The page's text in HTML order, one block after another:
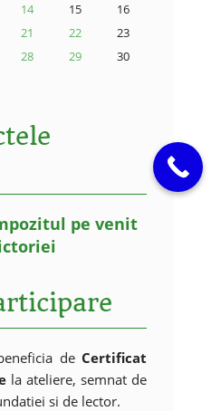
14 15
16
21 22
23
28 29
30
pe venit
de Certificat
la ateliere, semnat de
si de lector.